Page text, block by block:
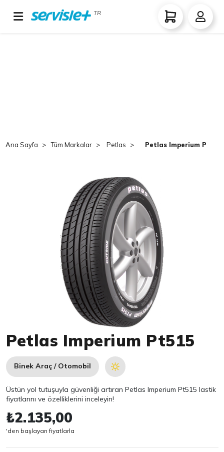
TR
Ana Sayfa Tüm Markalar Petlas Petlas Imperium Pt515
Petlas Imperium Pt515
Binek Araç / Otomobil
Üstün yol tutuşuyla güvenliği artıran Petlas Imperium Pt515 lastik
fiyatlarını ve özelliklerini inceleyin!
₺2.135,00
'den başlayan fiyatlarla